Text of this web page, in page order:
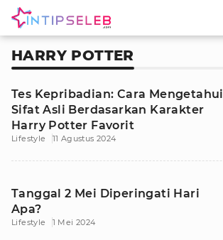
HARRY POTTER
Tes Kepribadian: Cara Mengetahui
Sifat Asli Berdasarkan Karakter
Harry Potter Favorit
Lifestyle 11 Agustus 2024
Tanggal 2 Mei Diperingati Hari
Apa?
Lifestyle 1 Mei 2024